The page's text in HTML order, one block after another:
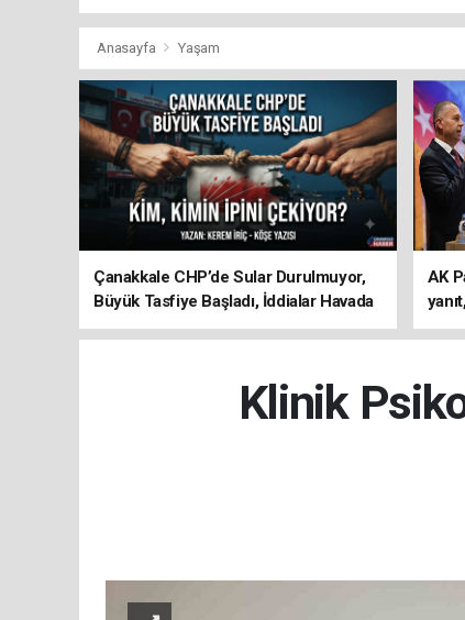
Anasayfa Yaşam
Çanakkale CHP’de Sular Durulmuyor,
Büyük Tasfiye Başladı, İddialar Havada
Uçuşuyor
AK
Klinik